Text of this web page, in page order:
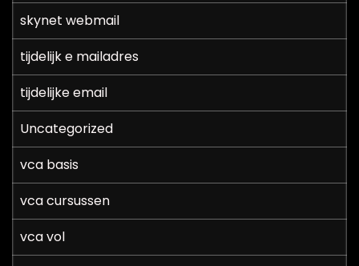
skynet webmail
tijdelijk e mailadres
tijdelijke email
Uncategorized
vca basis
vca cursussen
vca vol